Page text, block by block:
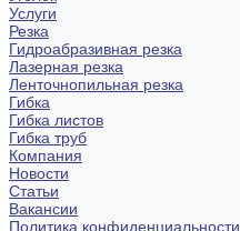
Услуги
Резка
Гидроабразивная резка
Лазерная резка
Ленточнопильная резка
Гибка
Гибка листов
Гибка труб
Компания
Новости
Статьи
Вакансии
Политика конфиденциальности